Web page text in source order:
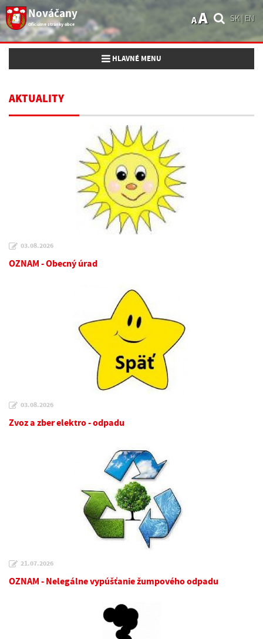
Nováčany
Oficiálne stránky obce
SK| EN
AA
Toggle navigation
HLAVNÉ MENU
AKTUALITY
03.08.2026
OZNAM - Obecný úrad
03.08.2026
Zvoz a zber elektro - odpadu
21.07.2026
OZNAM - Nelegálne vypúšťanie žumpového odpadu